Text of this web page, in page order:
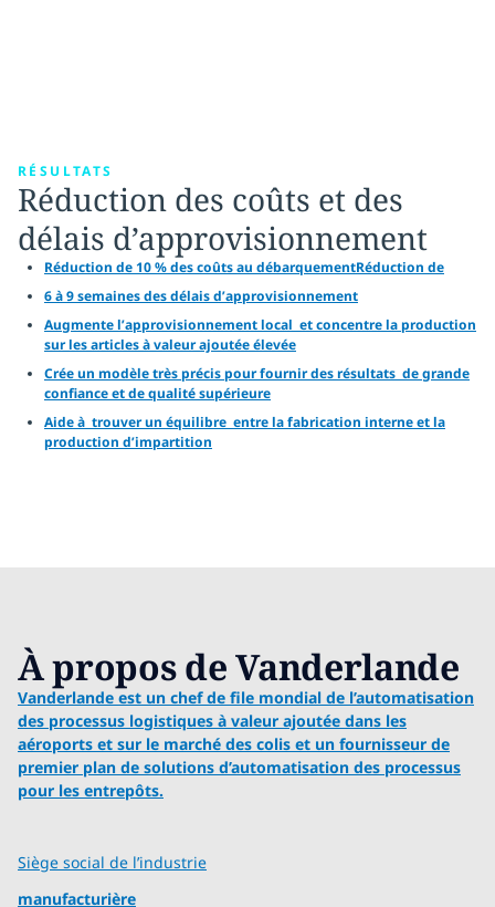
RÉSULTATS
Réduction des coûts et des
délais d’approvisionnement
Réduction de 10 % des coûts au débarquementRéduction de
6 à 9 semaines des délais d’approvisionnement
Augmente l’approvisionnement local et concentre la production
sur les articles à valeur ajoutée élevée
Crée un modèle très précis pour fournir des résultats de grande
confiance et de qualité supérieure
Aide à trouver un équilibre entre la fabrication interne et la
production d’impartition
À propos de Vanderlande
Vanderlande est un chef de file mondial de l’automatisation
des processus logistiques à valeur ajoutée dans les
aéroports et sur le marché des colis et un fournisseur de
premier plan de solutions d’automatisation des processus
pour les entrepôts.
Siège social de l’industrie
manufacturière